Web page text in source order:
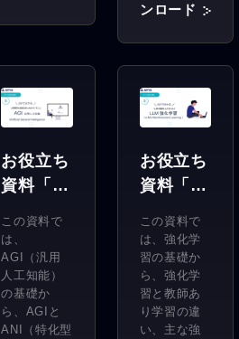
ンロード
お役立ち
資料「3
る
AGI（汎
用人工知
能）」
この資料で
は、
AGI（汎用
人工知能）
の基礎か
ら、AGIと
ANI（特化型
お役立ち
資料「3
るLLM強
化学習」
この資料で
は、強化学
習の基礎か
ら、強化学
習と教師あ
り学習の違
い、主な強